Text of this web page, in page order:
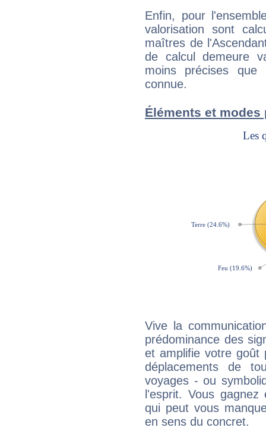
Enfin, pour
valorisation sont
maîtres de
de calcul demeure
moins précises que
connue.
Éléments et
Vive la
prédominance des
et amplifie votre goût
déplacements de
voyages - ou
l'esprit. Vous
qui peut vous
en sens du concret.